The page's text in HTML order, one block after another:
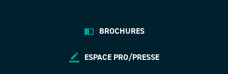
BROCHURES
ESPACE PRO/PRESSE